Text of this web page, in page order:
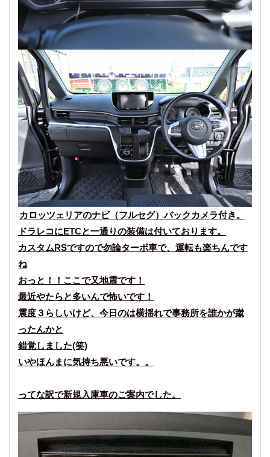
カロッツェリアのナビ（フルセグ）バックカメラ付き。
ドラレコにETCと一通りの装備は付いております。
カスタムRSですので勿論ターボ車で、運転も楽ちんです
ね
おっと！！ここで又地震です！
最近やたらと多いんで怖いです！
震度３らしいけど、今日のは横揺れで事務所を誰かが蹴
ったんかと
錯覚しました(笑)
いやほんまに気持ち悪いです。。
ってな訳で新規入庫車のご案内でした。